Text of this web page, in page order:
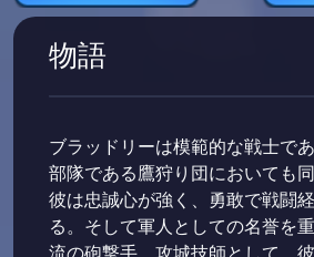
物語
ブラッドリーは模範的な戦士で
部隊である鷹狩り団においても同
彼は忠誠心が強く、勇敢で戦闘
る。そして軍人としての名誉を